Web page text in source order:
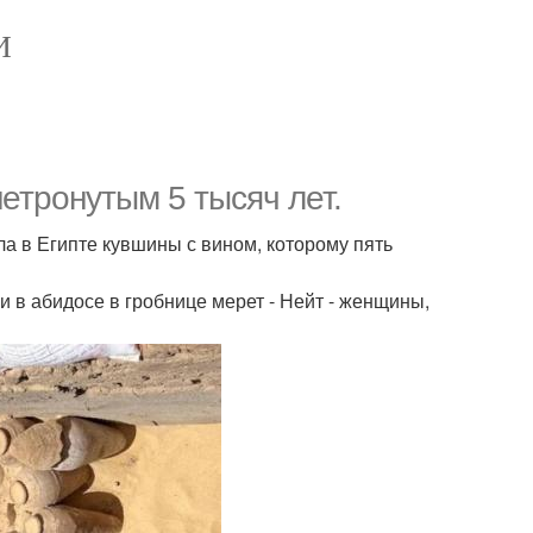
5 тысяч лет.
в Египте кувшины с вином, которому пять
абидосе в гробнице мерет - Нейт - женщины,